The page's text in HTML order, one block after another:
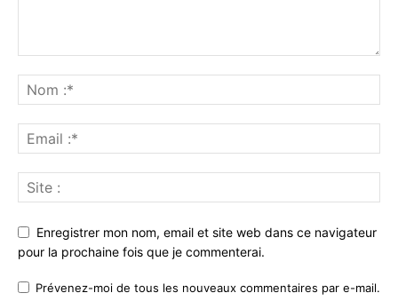
Enregistrer mon nom, email et site web dans ce navigateur
pour la prochaine fois que je commenterai.
Prévenez-moi de tous les nouveaux commentaires par e-mail.